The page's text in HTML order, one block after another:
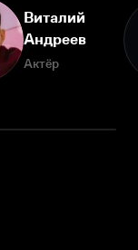
Виталий
Андреев
Актёр